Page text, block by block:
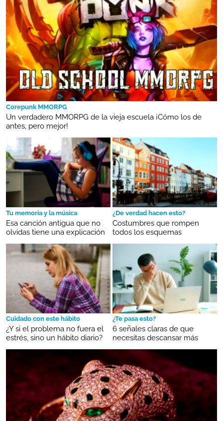
Corepunk MMORPG
Un verdadero MMORPG de la vieja escuela ¡Cómo los de
antes, pero mejor!
Tu memoria y la música
Esa canción antigua que no
olvidas tiene una explicación
¿De verdad hacen esto?
Costumbres que rompen
todos los esquemas
Cuidado con este hábito
¿Y si el problema no fuera el
estrés, sino un hábito diario?
¿Te pasa esto?
6 señales claras de que
necesitas descansar más